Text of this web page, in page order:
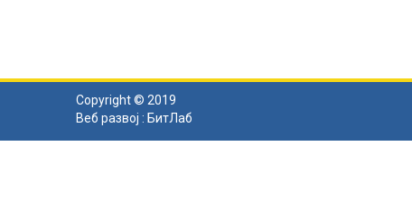
Copyright © 2019
Веб развој : БитЛаб